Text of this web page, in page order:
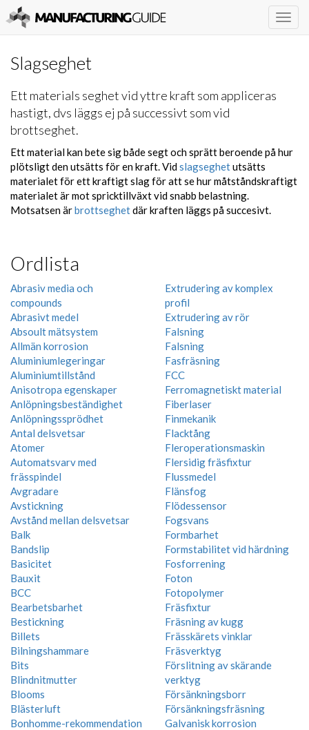
Slagseghet
Ett materials seghet vid yttre kraft som appliceras
hastigt, dvs läggs ej på successivt som vid
brottseghet.
Ett material kan bete sig både segt och sprätt beroende på hur
plötsligt den utsätts för en kraft. Vidslagseghetutsätts
materialet för ett kraftigt slag för att se hur måtståndskraftigt
materialet är mot spricktillväxt vid snabb belastning.
Motsatsen ärbrottseghetdärkraften läggs på succesivt.
Ordlista
Abrasiv media och
compounds
Abrasivt medel
Absoult mätsystem
Allmän korrosion
Aluminiumlegeringar
Aluminiumtillstånd
Anisotropa egenskaper
Anlöpningsbeständighet
Anlöpningssprödhet
Antal delsvetsar
Atomer
Automatsvarv med
frässpindel
Avgradare
Avstickning
Avstånd mellan delsvetsar
Balk
Bandslip
Basicitet
Bauxit
BCC
Bearbetsbarhet
Bestickning
Billets
Bilningshammare
Bits
Blindnitmutter
Blooms
Blästerluft
Bonhomme-rekommendation
Extrudering av komplex
profil
Extrudering av rör
Falsning
Falsning
Fasfräsning
FCC
Ferromagnetiskt material
Fiberlaser
Finmekanik
Flacktång
Fleroperationsmaskin
Flersidig fräsfixtur
Flussmedel
Flänsfog
Flödessensor
Fogsvans
Formbarhet
Formstabilitet vid härdning
Fosforrening
Foton
Fotopolymer
Fräsfixtur
Fräsning av kugg
Frässkärets vinklar
Fräsverktyg
Förslitning av skärande
verktyg
Försänkningsborr
Försänkningsfräsning
Galvanisk korrosion